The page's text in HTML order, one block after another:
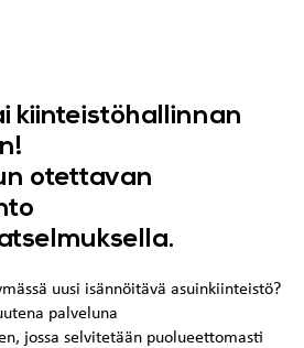
kiinteistöhallinnan
otettavan
uusi isännöitävä asuinkiinteistö?
palveluna
jossa selvitetään puolueettomasti